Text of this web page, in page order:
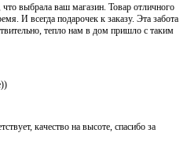
выбрала ваш магазин. Товар отличного
И всегда подарочек к заказу. Эта забота
тепло нам в дом пришло с таким
качество на высоте, спасибо за